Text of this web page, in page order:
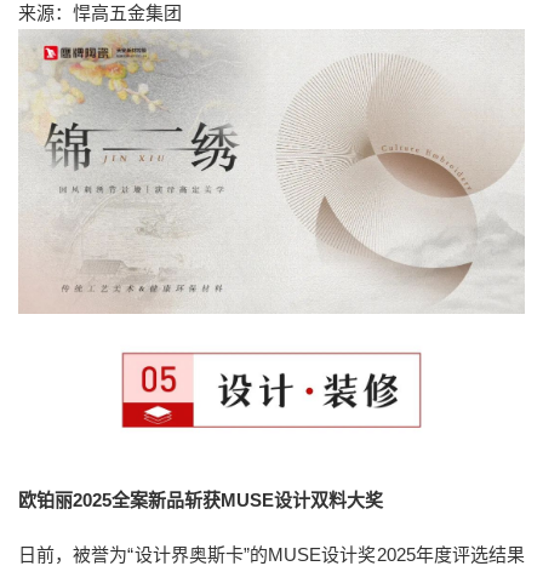
来源：悍高五金集团
欧铂丽2025全案新品斩获MUSE设计双料大奖
日前，被誉为“设计界奥斯卡”的MUSE设计奖2025年度评选结果